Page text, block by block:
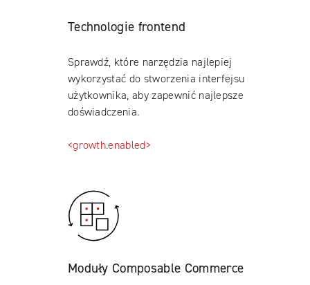
Technologie frontend
Sprawdź, które narzędzia najlepiej
wykorzystać do stworzenia interfejsu
użytkownika, aby zapewnić najlepsze
doświadczenia.
<growth.enabled>
Moduły Composable Commerce